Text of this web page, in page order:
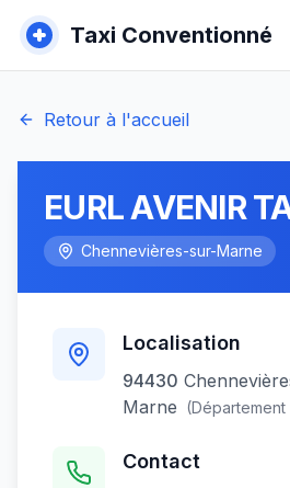
Taxi Conventionné
Retour à l'accueil
EURL AVENIR
Chennevières-sur-Marne
Localisation
94430
Marne (Département
Contact